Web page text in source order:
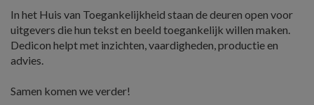
In het Huis van Toegankelijkheid staan de deuren open voor
uitgevers die hun tekst en beeld toegankelijk willen maken.
Dedicon helpt met inzichten, vaardigheden, productie en
advies.
Samen komen we verder!